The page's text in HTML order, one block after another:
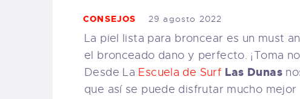
CONSEJOS 29 agosto 2022
La piel lista para broncear es un must
el bronceado dano y perfecto. ¡Toma
Desde La Escuela de Surf Las Dunas
que así se puede disfrutar mucho